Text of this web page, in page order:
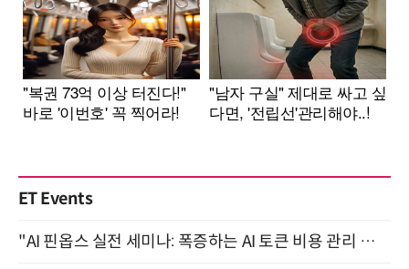
ET Events
"AI 핀옵스 실전 세미나: 폭증하는 AI 토큰 비용 관리 전략" 8월 21일 개최